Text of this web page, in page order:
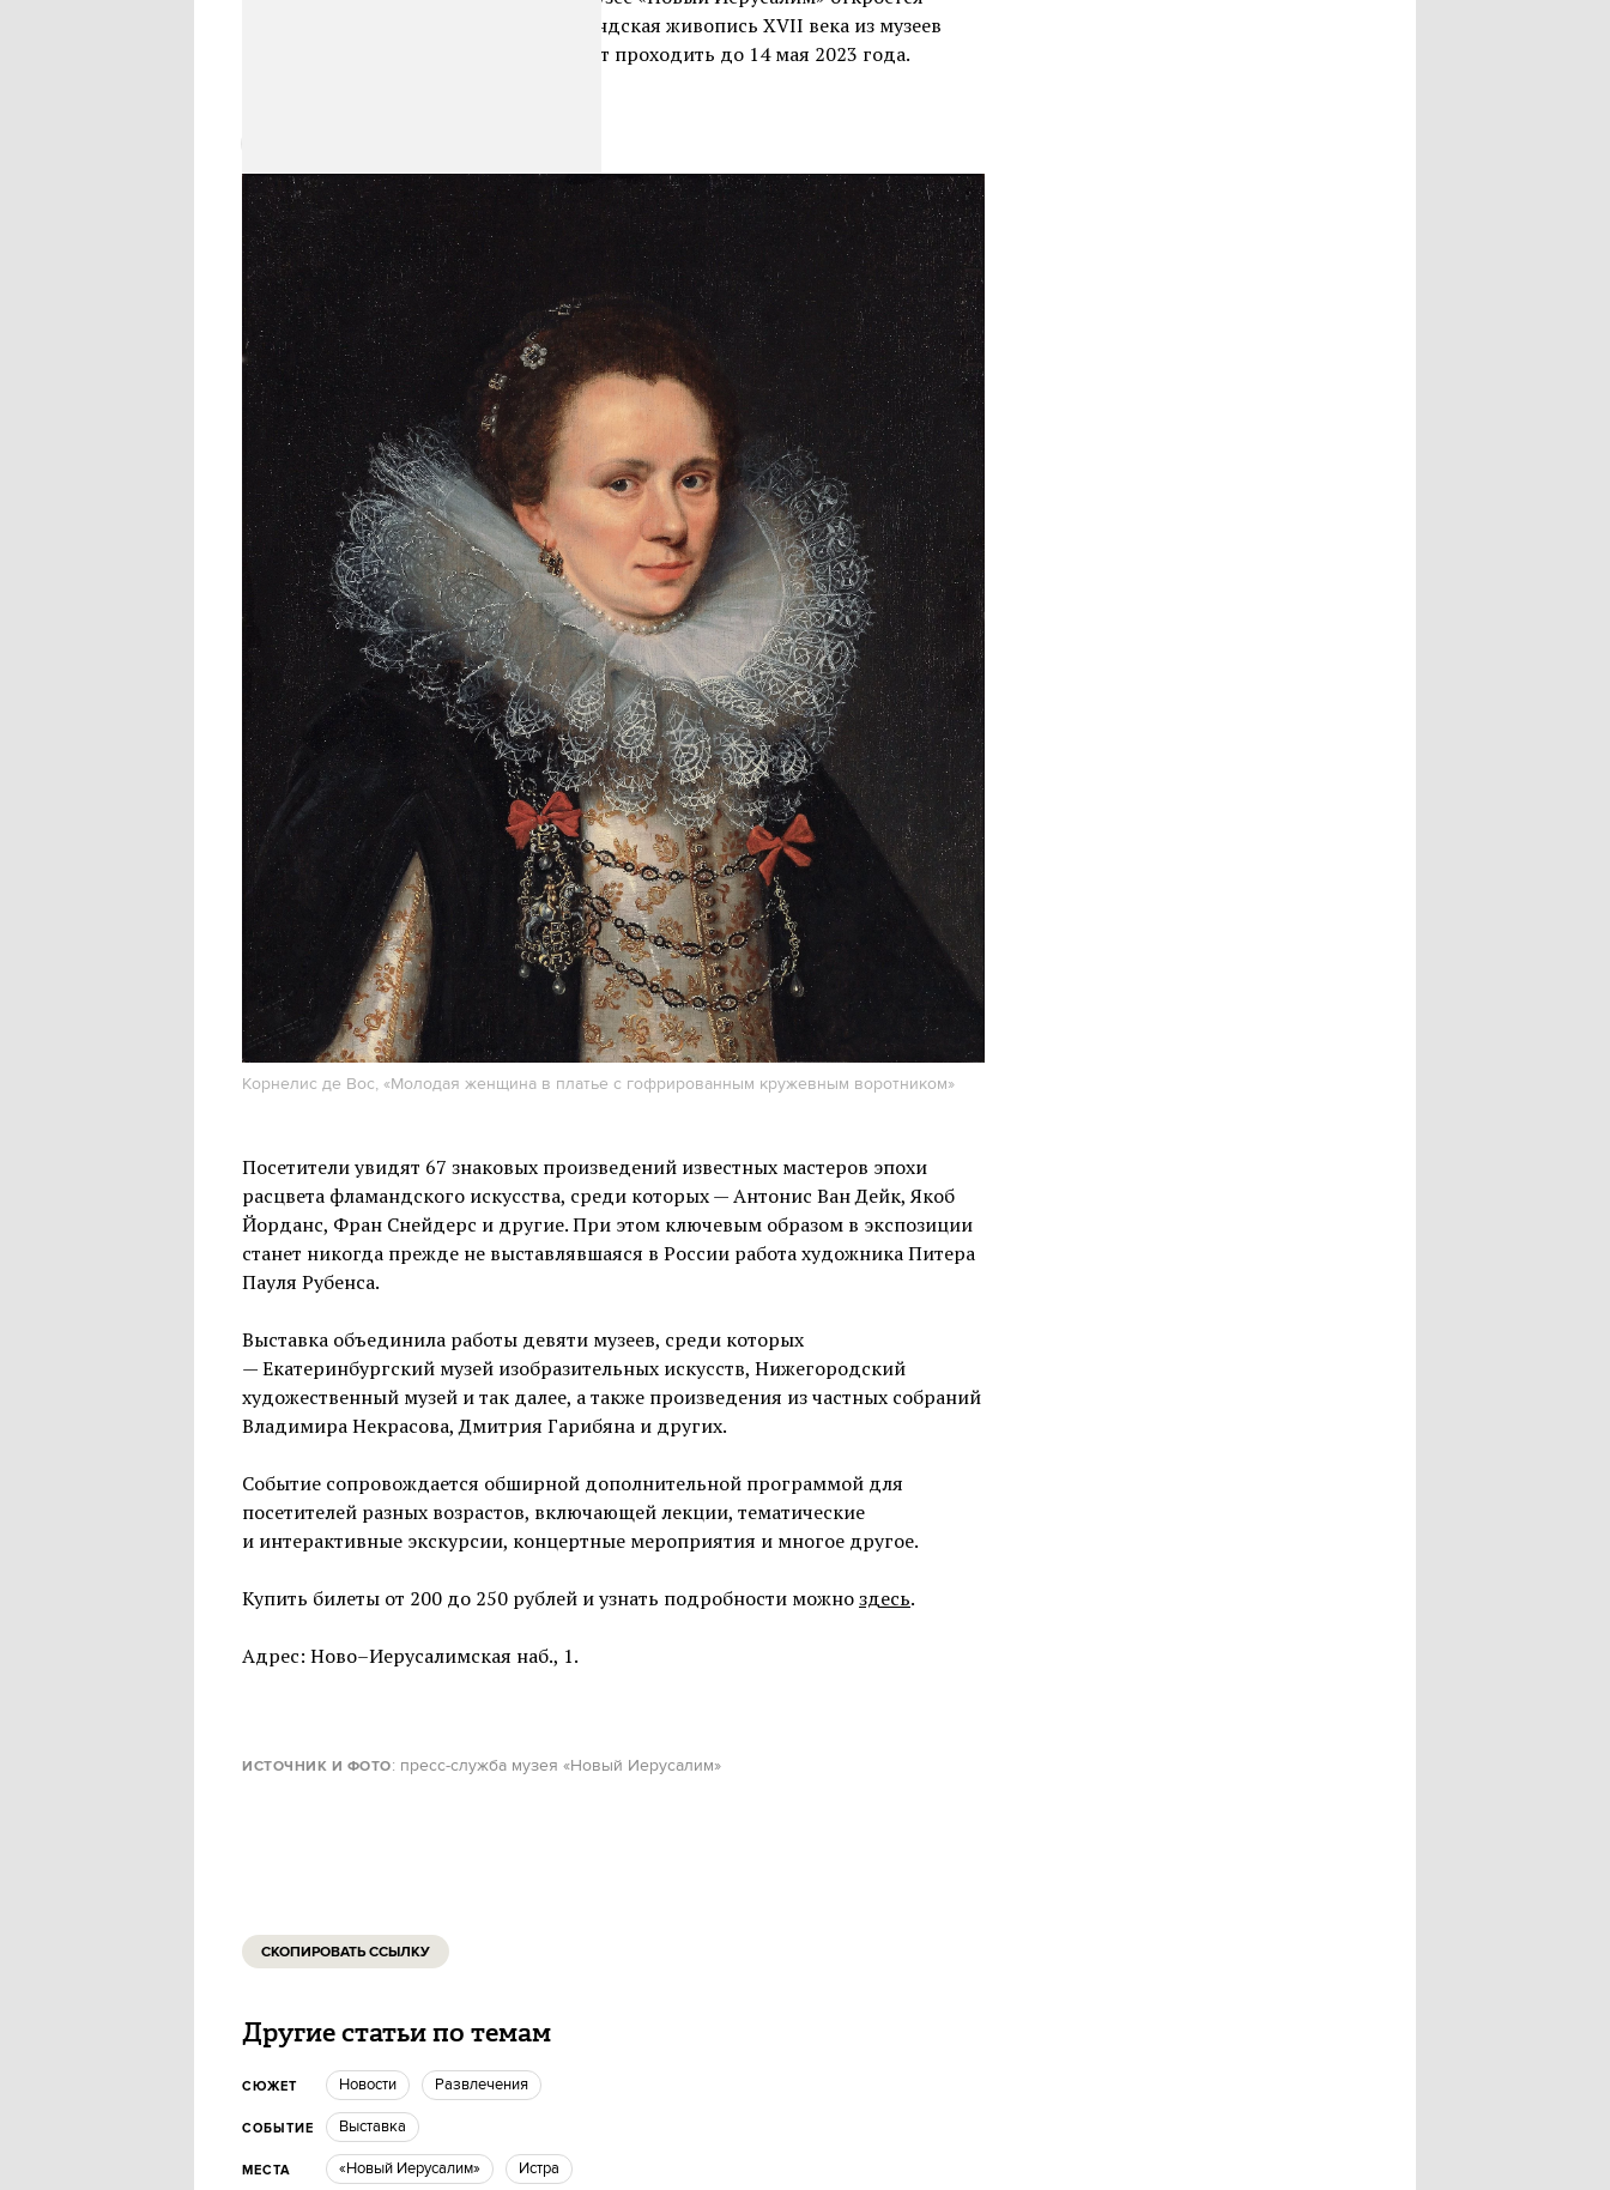
Купить рекламу
выставка «Под знаком Рубенса. Фламандская живопись XVII века из музеев
и частных собраний России». Она будет проходить до 14 мая 2023 года.
Корнелис де Вос, «Молодая женщина в платье с гофрированным кружевным воротником»
Посетители увидят 67 знаковых произведений известных мастеров эпохи
расцвета фламандского искусства, среди которых — Антонис Ван Дейк, Якоб
Йорданс, Фран Снейдерс и другие. При этом ключевым образом в экспозиции
станет никогда прежде не выставлявшаяся в России работа художника Питера
Пауля Рубенса.
Выставка объединила работы девяти музеев, среди которых
— Екатеринбургский музей изобразительных искусств, Нижегородский
художественный музей и так далее, а также произведения из частных собраний
Владимира Некрасова, Дмитрия Гарибяна и других.
Событие сопровождается обширной дополнительной программой для
посетителей разных возрастов, включающей лекции, тематические
и интерактивные экскурсии, концертные мероприятия и многое другое.
Купить билеты от 200 до 250 рублей и узнать подробности можноздесь.
Адрес: Ново–Иерусалимская наб., 1.
ИСТОЧНИК И ФОТО: пресс-служба музея «Новый Иерусалим»
СКОПИРОВАТЬ ССЫЛКУ
Другие статьи по темам
СЮЖЕТ новости Развлечения
СОБЫТИЕ Выставка
МЕСТА «Новый Иерусалим» Истра